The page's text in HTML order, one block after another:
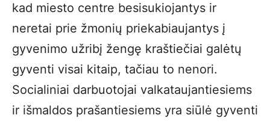
kad miesto centre besisukiojantys ir
neretai prie žmonių priekabiaujantys į
gyvenimo užribį žengę kraštiečiai galėtų
gyventi visai kitaip, tačiau to nenori.
Socialiniai darbuotojai valkataujantiesiems
ir išmaldos prašantiesiems yra siūlė gyventi